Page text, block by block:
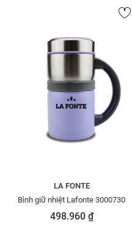
LA FONTE
Bình giữ nhiệt Lafonte 3000730
498.960 ₫